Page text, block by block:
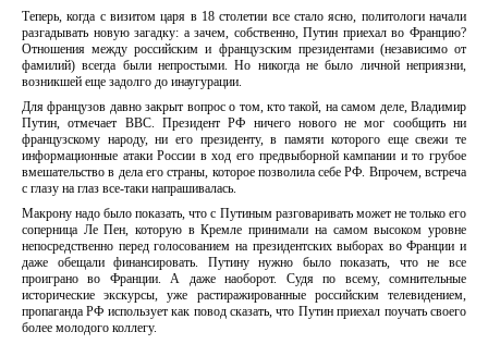
Теперь, когда с визитом царя в 18 столетии все стало ясно, политологи начали
разгадывать новую загадку: а зачем, собственно, Путин приехал во Францию?
Отношения между российским и французским президентами (независимо от
фамилий) всегда были непростыми. Но никогда не было личной неприязни,
возникшей еще задолго до инаугурации.
Для французов давно закрыт вопрос о том, кто такой, на самом деле, Владимир
Путин, отмечает ВВС. Президент РФ ничего нового не мог сообщить ни
французскому народу, ни его президенту, в памяти которого еще свежи те
информационные атаки России в ход его предвыборной кампании и то грубое
вмешательство в дела его страны, которое позволила себе РФ. Впрочем, встреча
с глазу на глаз все-таки напрашивалась.
Макрону надо было показать, что с Путиным разговаривать может не только его
соперница Ле Пен, которую в Кремле принимали на самом высоком уровне
непосредственно перед голосованием на президентских выборах во Франции и
даже обещали финансировать. Путину нужно было показать, что не все
проиграно во Франции. А даже наоборот. Судя по всему, сомнительные
исторические экскурсы, уже растиражированные российским телевидением,
пропаганда РФ использует как повод сказать, что Путин приехал поучать своего
более молодого коллегу.